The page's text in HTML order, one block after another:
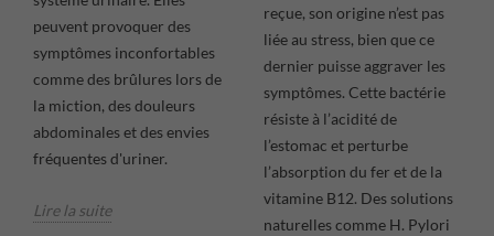
peuvent provoquer des
symptômes inconfortables
comme des brûlures lors de
la miction, des douleurs
abdominales et des envies
fréquentes d'uriner.
Lire la suite
reçue, son origine n’est pas
liée au stress, bien que ce
dernier puisse aggraver les
symptômes. Cette bactérie
résiste à l’acidité de
l’estomac et perturbe
l’absorption du fer et de la
vitamine B12. Des solutions
naturelles comme H. Pylori